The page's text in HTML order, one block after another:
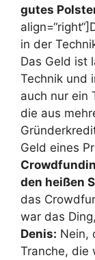
gutes
in der
Das Geld ist
Technik und
auch nur ein
die aus
Geld eines
den heißen
das
war das
Denis: Nein,
Tranche, die